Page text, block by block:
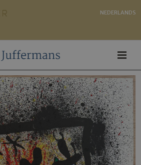
NEDERLANDS